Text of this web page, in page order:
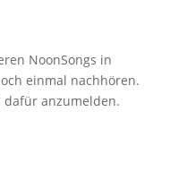
NoonSongs in
einmal nachhören.
anzumelden.